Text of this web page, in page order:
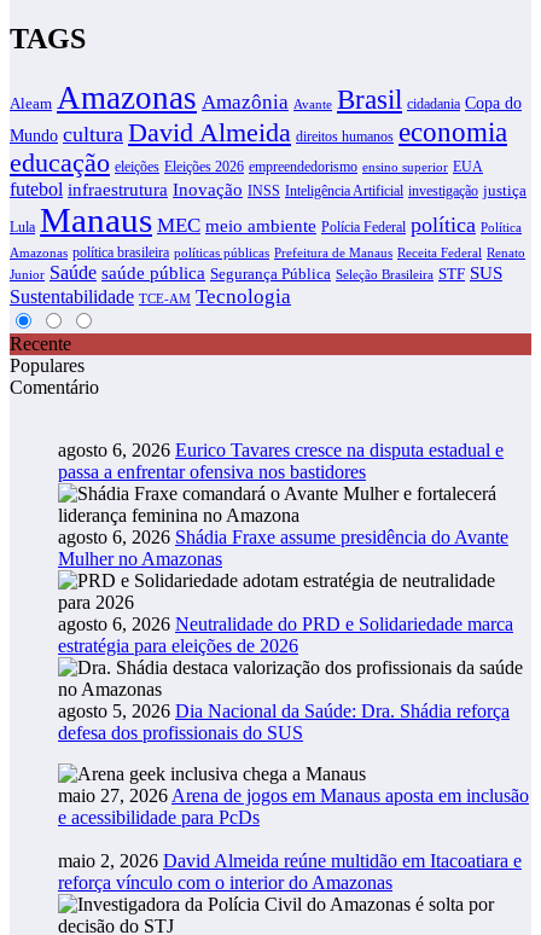
TAGS
Aleam Amazonas Amazônia Avante Brasil cidadania Copa do
Mundo cultura David Almeida direitos humanos economia
educação eleições Eleições 2026 empreendedorismo ensino superior EUA
futebol infraestrutura Inovação INSS Inteligência Artificial investigação justiça
Lula Manaus MEC meio ambiente Polícia Federal política Política
Amazonas política brasileira políticas públicas Prefeitura de Manaus Receita Federal Renato
Junior Saúde saúde pública Segurança Pública Seleção Brasileira STF SUS
Sustentabilidade TCE-AM Tecnologia
Recente
Populares
Comentário
agosto 6, 2026 Eurico Tavares cresce na disputa estadual e
passa a enfrentar ofensiva nos bastidores
agosto 6, 2026 Shádia Fraxe assume presidência do Avante
Mulher no Amazonas
agosto 6, 2026 Neutralidade do PRD e Solidariedade marca
estratégia para eleições de 2026
agosto 5, 2026 Dia Nacional da Saúde: Dra. Shádia reforça
defesa dos profissionais do SUS
maio 27, 2026 Arena de jogos em Manaus aposta em inclusão
e acessibilidade para PcDs
maio 2, 2026 David Almeida reúne multidão em Itacoatiara e
reforça vínculo com o interior do Amazonas